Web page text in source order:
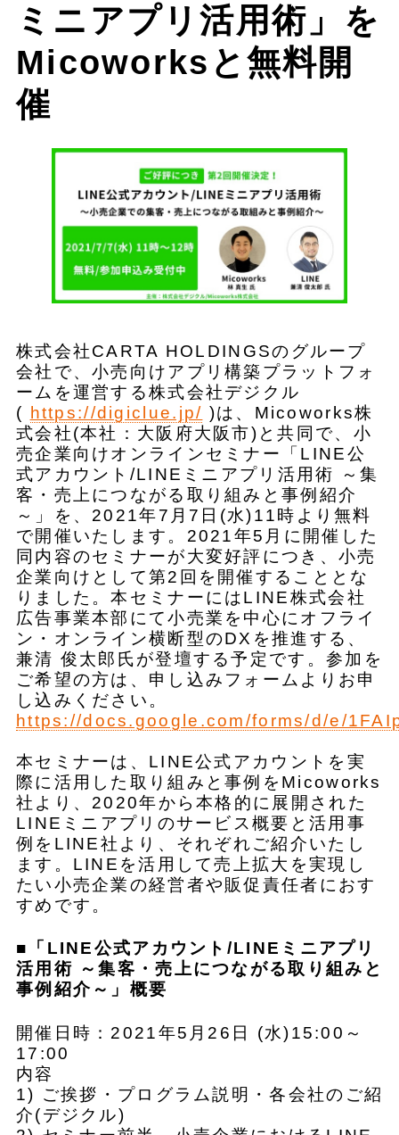
ミニアプリ活用術」を
Micoworksと無料開
催
株式会社CARTA HOLDINGSのグループ
会社で、小売向けアプリ構築プラットフォ
ームを運営する株式会社デジクル
(
https://digiclue.jp/ )は、Micoworks株
式会社(本社：大阪府大阪市)と共同で、小
売企業向けオンラインセミナー「LINE公
式アカウント/LINEミニアプリ活用術 ～集
客・売上につながる取り組みと事例紹介
～」を、2021年7月7日(水)11時より無料
で開催いたします。2021年5月に開催した
同内容のセミナーが大変好評につき、小売
企業向けとして第2回を開催することとな
りました。本セミナーにはLINE株式会社
広告事業本部にて小売業を中心にオフライ
ン・オンライン横断型のDXを推進する、
兼清 俊太郎氏が登壇する予定です。参加を
ご希望の方は、申し込みフォームよりお申
し込みください。
https://docs.google.com/forms/d/e/
本セミナーは、LINE公式アカウントを実
際に活用した取り組みと事例をMicoworks
社より、2020年から本格的に展開された
LINEミニアプリのサービス概要と活用事
例をLINE社より、それぞれご紹介いたし
ます。LINEを活用して売上拡大を実現し
たい小売企業の経営者や販促責任者におす
すめです。
■「LINE公式アカウント/LINEミニアプリ
活用術 ～集客・売上につながる取り組みと
事例紹介～」概要
開催日時：2021年5月26日 (水)15:00～
17:00
内容
1) ご挨拶・プログラム説明・各会社のご紹
介(デジクル)